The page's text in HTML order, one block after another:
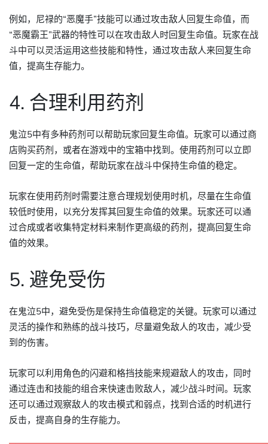
例如，尼禄的“恶魔手”技能可以通过攻击敌人回复生命值，而
“恶魔霸王”武器的特性可以在攻击敌人时回复生命值。玩家在战
斗中可以灵活运用这些技能和特性，通过攻击敌人来回复生命
值，提高生存能力。
4. 合理利用药剂
鬼泣5中有多种药剂可以帮助玩家回复生命值。玩家可以通过商
店购买药剂，或者在游戏中的宝箱中找到。使用药剂可以立即
回复一定的生命值，帮助玩家在战斗中保持生命值的稳定。
玩家在使用药剂时需要注意合理规划使用时机，尽量在生命值
较低时使用，以充分发挥其回复生命值的效果。玩家还可以通
过合成或者收集特定材料来制作更高级的药剂，提高回复生命
值的效果。
5. 避免受伤
在鬼泣5中，避免受伤是保持生命值稳定的关键。玩家可以通过
灵活的操作和熟练的战斗技巧，尽量避免敌人的攻击，减少受
到的伤害。
玩家可以利用角色的闪避和格挡技能来规避敌人的攻击，同时
通过连击和技能的组合来快速击败敌人，减少战斗时间。玩家
还可以通过观察敌人的攻击模式和弱点，找到合适的时机进行
反击，提高自身的生存能力。